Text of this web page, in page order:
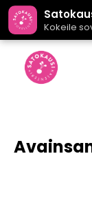
Kokeile